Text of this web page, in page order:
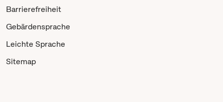
Barrierefreiheit
Gebärdensprache
Leichte Sprache
Sitemap